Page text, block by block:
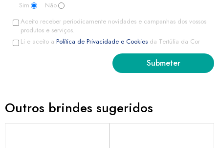
Sim
Não
Aceito receber periodicamente novidades e campanhas dos vossos
produtos e serviços.
Li e aceito a Política de Privacidade e Cookies da Tertúlia da Cor
Outros brindes sugeridos